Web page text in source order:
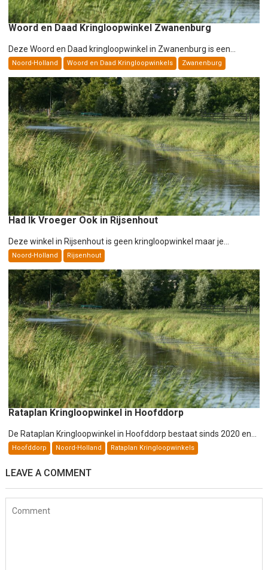
Woord en Daad Kringloopwinkel Zwanenburg
Deze Woord en Daad kringloopwinkel in Zwanenburg is een...
Noord-Holland Woord en Daad Kringloopwinkels Zwanenburg
Had Ik Vroeger Ook in Rijsenhout
Deze winkel in Rijsenhout is geen kringloopwinkel maar je...
Noord-Holland Rijsenhout
Rataplan Kringloopwinkel in Hoofddorp
De Rataplan Kringloopwinkel in Hoofddorp bestaat sinds 2020 en...
Hoofddorp Noord-Holland Rataplan Kringloopwinkels
LEAVE A COMMENT